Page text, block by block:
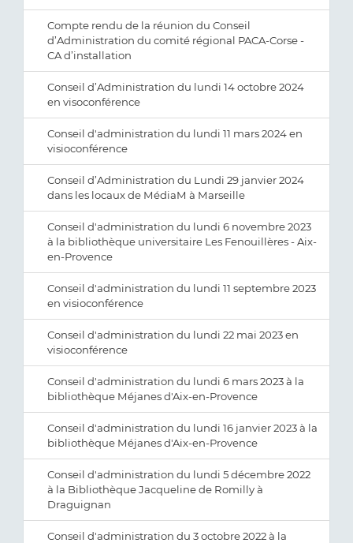
Compte rendu de la réunion du Conseil
d’Administration du comité régional PACA-Corse -
CA d’installation
Conseil d’Administration du lundi 14 octobre 2024
en visoconférence
Conseil d'administration du lundi 11 mars 2024 en
visioconférence
Conseil d’Administration du Lundi 29 janvier 2024
dans les locaux de MédiaM à Marseille
Conseil d'administration du lundi 6 novembre 2023
à la bibliothèque universitaire Les Fenouillères - Aix-
en-Provence
Conseil d'administration du lundi 11 septembre 2023
en visioconférence
Conseil d'administration du lundi 22 mai 2023 en
visioconférence
Conseil d'administration du lundi 6 mars 2023 à la
bibliothèque Méjanes d'Aix-en-Provence
Conseil d'administration du lundi 16 janvier 2023 à la
bibliothèque Méjanes d'Aix-en-Provence
Conseil d'administration du lundi 5 décembre 2022
à la Bibliothèque Jacqueline de Romilly à
Draguignan
Conseil d'administration du 3 octobre 2022 à la